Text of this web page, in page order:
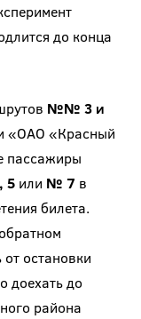
до конца
№№ 3 и
«ОАО «Красный
пассажиры
5или № 7 в
билета.
остановки
доехать до
района